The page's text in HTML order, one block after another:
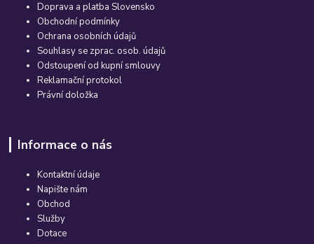
Doprava a platba Slovensko
Obchodní podmínky
Ochrana osobních údajů
Souhlasy se zprac. osob. údajů
Odstoupení od kupní smlouvy
Reklamační protokol
Právní doložka
Informace o nás
Kontaktní údaje
Napište nám
Obchod
Služby
Dotace